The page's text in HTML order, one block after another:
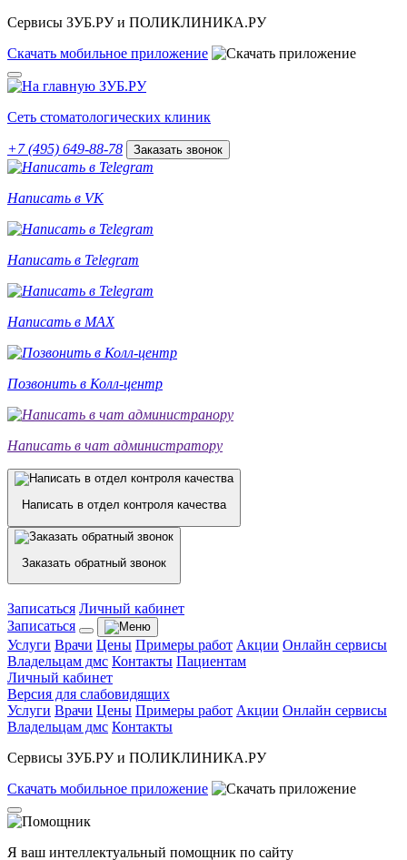
Сервисы ЗУБ.РУ и ПОЛИКЛИНИКА.РУ
Скачать мобильное приложение
Сеть стоматологических клиник
+7 (495) 649-88-78 Заказать звонок
Написать в VK
Написать в Telegram
Написать в MAX
Позвонить в Колл-центр
Написать в чат администратору
Написать в отдел контроля качества
Заказать обратный звонок
Записаться Личный кабинет
Записаться
Услуги Врачи Цены Примеры работ Акции Онлайн сервисы
Владельцам дмс Контакты Пациентам
Личный кабинет
Версия для слабовидящих
Услуги Врачи Цены Примеры работ Акции Онлайн сервисы
Владельцам дмс Контакты
Сервисы ЗУБ.РУ и ПОЛИКЛИНИКА.РУ
Скачать мобильное приложение
Я ваш интеллектуальный помощник по сайту